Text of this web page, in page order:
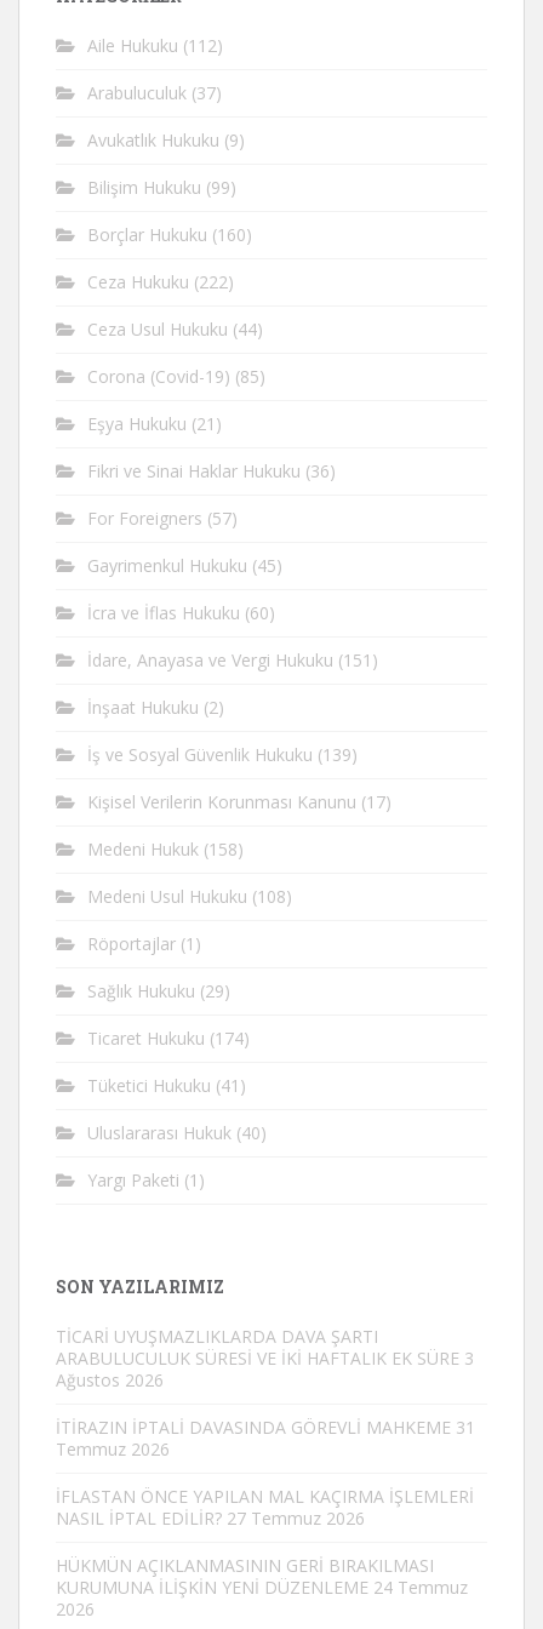
Aile Hukuku (112)
Arabuluculuk (37)
Avukatlık Hukuku (9)
Bilişim Hukuku (99)
Borçlar Hukuku (160)
Ceza Hukuku (222)
Ceza Usul Hukuku (44)
Corona (Covid-19) (85)
Eşya Hukuku (21)
Fikri ve Sinai Haklar Hukuku (36)
For Foreigners (57)
Gayrimenkul Hukuku (45)
İcra ve İflas Hukuku (60)
İdare, Anayasa ve Vergi Hukuku (151)
İnşaat Hukuku (2)
İş ve Sosyal Güvenlik Hukuku (139)
Kişisel Verilerin Korunması Kanunu (17)
Medeni Hukuk (158)
Medeni Usul Hukuku (108)
Röportajlar (1)
Sağlık Hukuku (29)
Ticaret Hukuku (174)
Tüketici Hukuku (41)
Uluslararası Hukuk (40)
Yargı Paketi (1)
SON YAZILARIMIZ
TİCARİ UYUŞMAZLIKLARDA DAVA ŞARTI
ARABULUCULUK SÜRESİ VE İKİ HAFTALIK EK SÜRE 3
Ağustos 2026
İTİRAZIN İPTALİ DAVASINDA GÖREVLİ MAHKEME 31
Temmuz 2026
İFLASTAN ÖNCE YAPILAN MAL KAÇIRMA İŞLEMLERİ
NASIL İPTAL EDİLİR? 27 Temmuz 2026
HÜKMÜN AÇIKLANMASININ GERİ BIRAKILMASI
KURUMUNA İLİŞKİN YENİ DÜZENLEME 24 Temmuz
2026